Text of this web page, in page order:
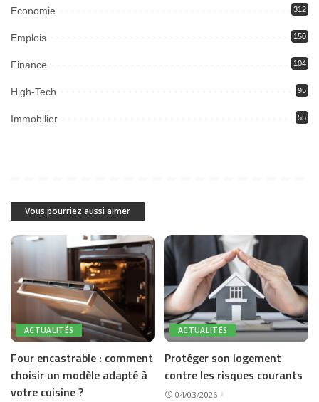
Economie 312
Emplois 150
Finance 104
High-Tech 95
Immobilier 55
Vous pourriez aussi aimer
ACTUALITÉS
Four encastrable : comment
choisir un modèle adapté à
votre cuisine ?
ACTUALITÉS
Protéger son logement
contre les risques courants
04/03/2026